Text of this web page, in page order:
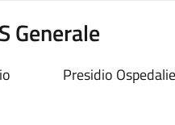
Generale
Presidio